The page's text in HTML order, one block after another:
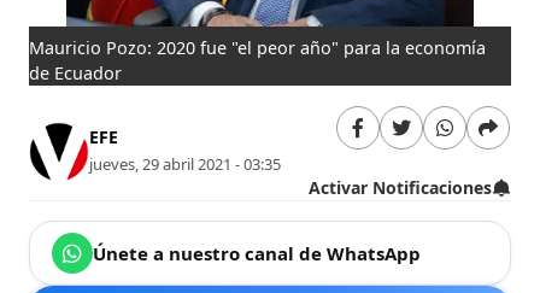
Mauricio Pozo: 2020 fue "el peor año" para la economía
de Ecuador
EFE
jueves, 29 abril 2021 - 03:35
Activar Notificaciones
Únete a nuestro canal de WhatsApp